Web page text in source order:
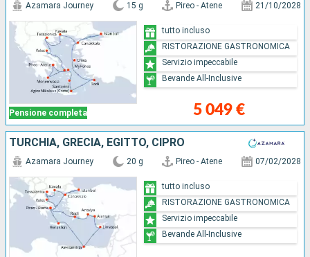
Pensione completa
Azamara Journey 15 g Pireo - Atene 21/10/2028
5 049 €
tutto incluso
RISTORAZIONE GASTRONOMICA
Servizio impeccabile
Bevande All-Inclusive
TURCHIA, GRECIA, EGITTO, CIPRO
Azamara Journey 20 g Pireo - Atene 07/02/2028
tutto incluso
RISTORAZIONE GASTRONOMICA
Servizio impeccabile
Bevande All-Inclusive